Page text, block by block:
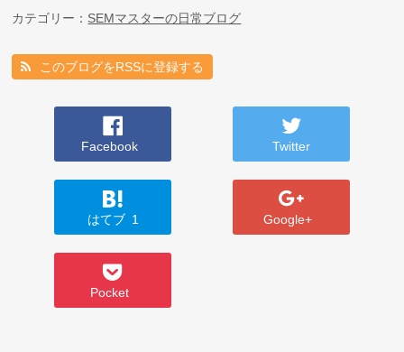
カテゴリー： SEMマスターの日常ブログ
このブログをRSSに登録する
Facebook Twitter
はてブ 1 Google+
Pocket